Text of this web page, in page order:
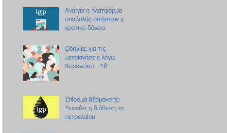
Ανοίγει η πλατφόρμα
υποβολής αιτήσεων για
κρατικό δάνειο
Οδηγίες για τις
μετακινήσεις λόγω
Κοροναϊού - 18
Επίδομα θέρμανσης:
Ξεκινάει η διάθεση του
πετρελαίου